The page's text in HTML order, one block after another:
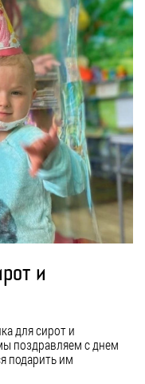
и
для сирот и
поздравляем с днем
подарить им